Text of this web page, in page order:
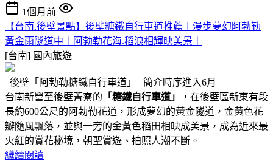
1個月前
【台南.後壁景點】後壁糖鐵自行車道推薦︱漫步夢幻阿勃勒
黃金雨隧道中︱阿勃勒花海.稻浪相輝映美景︱
[台南] 國內旅遊
後壁「阿勃勒糖鐵自行車道」 | 簡介時序進入6月
台南新營至後壁菁寮的 「糖鐵自行車道」
，在後壁區新東有段
長約600公尺的阿勃勒花道，形成夢幻的黃金隧道，金黃色花
瓣隨風飄落，並與一旁的金黃色稻田相映成美景，成為近來最
火紅的賞花秘境，朝聖賞遊、拍照人潮不斷。
繼續閱讀